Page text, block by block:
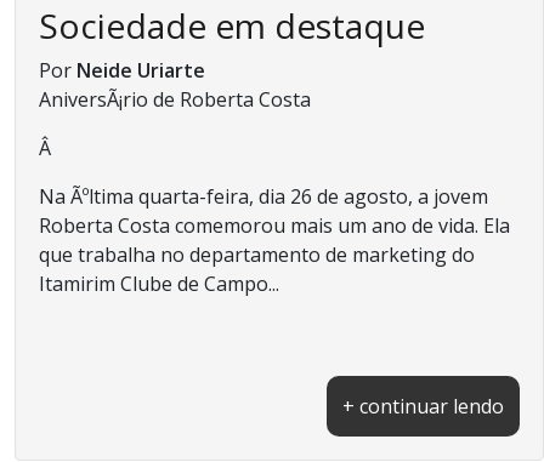
Sociedade em destaque
Por Neide Uriarte
AniversÃ¡rio de Roberta Costa
Â
Na Ãºltima quarta-feira, dia 26 de agosto, a jovem
Roberta Costa comemorou mais um ano de vida. Ela
que trabalha no departamento de marketing do
Itamirim Clube de Campo...
+ continuar lendo